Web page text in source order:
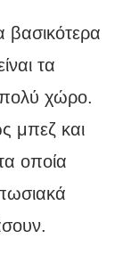
βασικότερα
τα
χώρο.
μπεζ και
οποία